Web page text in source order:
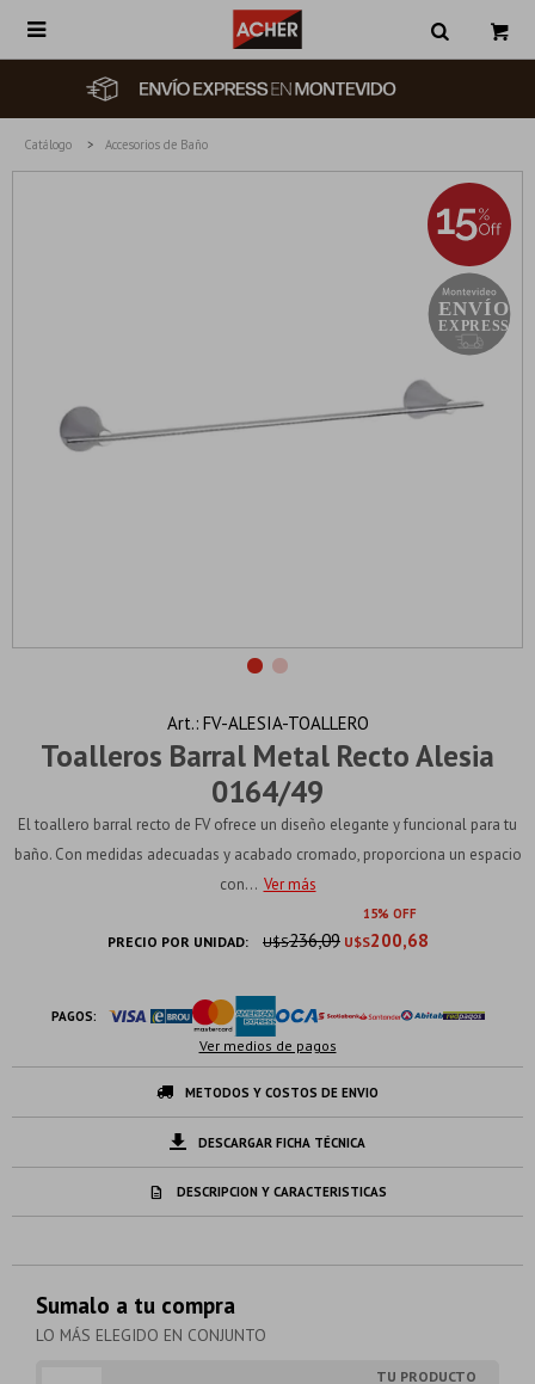

Catálogo Accesorios de Baño
Toalleros Barral Metal Recto Alesia
0164/49
FV-ALESIA-TOALLERO
El toallero barral recto de FV ofrece un diseño elegante y funcional para tu
baño. Con medidas adecuadas y acabado cromado, proporciona un espacio
con... Ver más
15
PRECIO POR UNIDAD: U$S200,68
U$S236,09
PAGOS:
Ver medios de pagos
METODOS Y COSTOS DE ENVIO
DESCARGAR FICHA TÉCNICA
DESCRIPCION Y CARACTERISTICAS
Sumalo a tu compra
LO MÁS ELEGIDO EN CONJUNTO